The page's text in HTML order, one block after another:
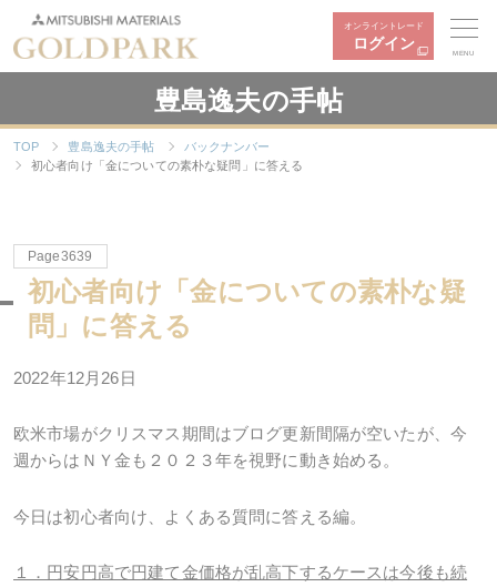
オンライントレード
ログイン
MENU
豊島逸夫の手帖
TOP 豊島逸夫の手帖
バックナンバー
初心者向け「金についての素朴な疑問」に答える
Page3639
初心者向け「金についての素朴な疑
問」に答える
2022年12月26日
欧米市場がクリスマス期間はブログ更新間隔が空いたが、今
週からはＮＹ金も２０２３年を視野に動き始める。
今日は初心者向け、よくある質問に答える編。
１．円安円高で円建て金価格が乱高下するケースは今後も続